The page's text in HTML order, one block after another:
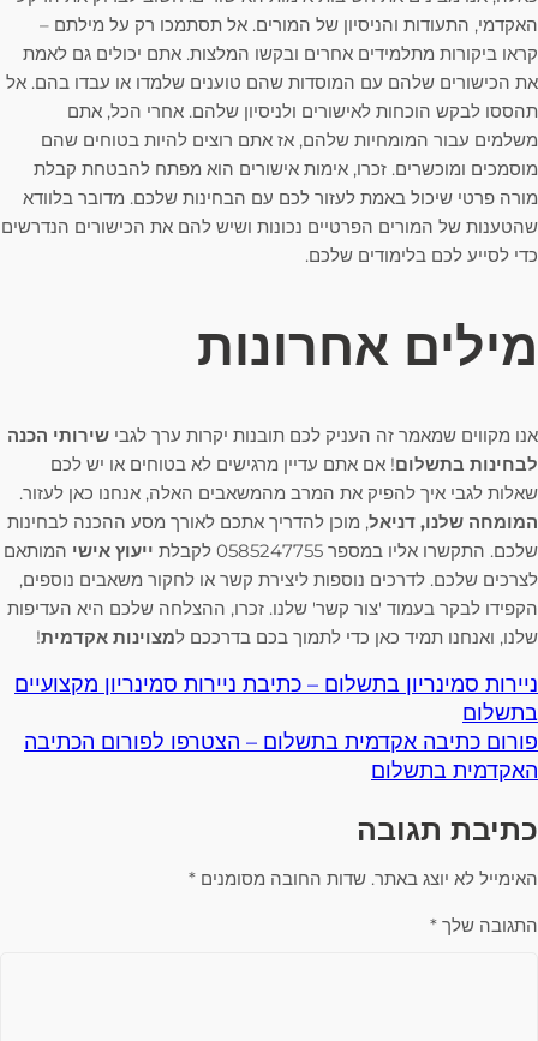
האקדמי, התעודות והניסיון של המורים. אל תסתמכו רק על מילתם –
קראו ביקורות מתלמידים אחרים ובקשו המלצות. אתם יכולים גם לאמת
את הכישורים שלהם עם המוסדות שהם טוענים שלמדו או עבדו בהם. אל
תהססו לבקש הוכחות לאישורים ולניסיון שלהם. אחרי הכל, אתם
משלמים עבור המומחיות שלהם, אז אתם רוצים להיות בטוחים שהם
מוסמכים ומוכשרים. זכרו, אימות אישורים הוא מפתח להבטחת קבלת
מורה פרטי שיכול באמת לעזור לכם עם הבחינות שלכם. מדובר בלוודא
שהטענות של המורים הפרטיים נכונות ושיש להם את הכישורים הנדרשים
כדי לסייע לכם בלימודים שלכם.
מילים אחרונות
אנו מקווים שמאמר זה העניק לכם תובנות יקרות ערך לגבי שירותי הכנה
לבחינות בתשלום! אם אתם עדיין מרגישים לא בטוחים או יש לכם
שאלות לגבי איך להפיק את המרב מהמשאבים האלה, אנחנו כאן לעזור.
המומחה שלנו, דניאל, מוכן להדריך אתכם לאורך מסע ההכנה לבחינות
שלכם. התקשרו אליו במספר 0585247755 לקבלת
ייעוץ אישי המותאם
לצרכים שלכם. לדרכים נוספות ליצירת קשר או לחקור משאבים נוספים,
הקפידו לבקר בעמוד 'צור קשר' שלנו. זכרו, ההצלחה שלכם היא העדיפות
שלנו, ואנחנו תמיד כאן כדי לתמוך בכם בדרככם למצוינות אקדמית!
ניירות סמינריון בתשלום – כתיבת ניירות סמינריון מקצועיים
בתשלום
פורום כתיבה אקדמית בתשלום – הצטרפו לפורום הכתיבה
האקדמית בתשלום
כתיבת תגובה
האימייל לא יוצג באתר. שדות החובה מסומנים *
התגובה שלך *